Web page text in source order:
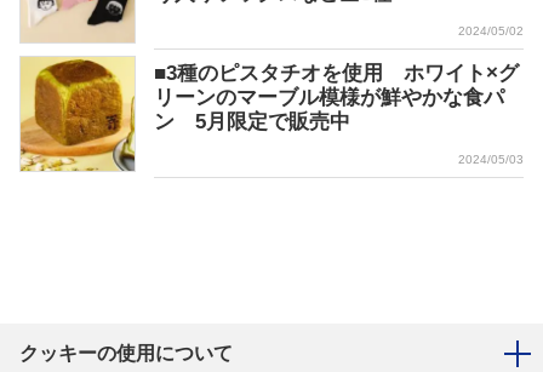
2024/05/02
■3種のピスタチオを使用 ホワイト×グ
リーンのマーブル模様が鮮やかな食パ
ン 5月限定で販売中
2024/05/03
クッキーの使用について